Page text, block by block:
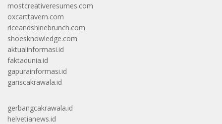
mostcreativeresumes.com
oxcarttavern.com
riceandshinebrunch.com
shoesknowledge.com
aktualinformasi.id
faktadunia.id
gapurainformasi.id
gariscakrawala.id
gerbangcakrawala.id
helvetianews.id